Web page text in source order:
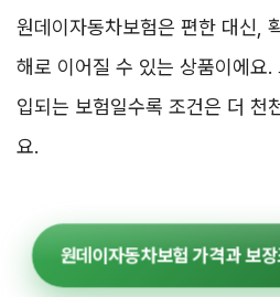
원데이자동차보험은 편한 대신,
해로 이어질 수 있는 상품이에요
입되는 보험일수록 조건은 더 천
요.
원데이자동차보험 가격과 보